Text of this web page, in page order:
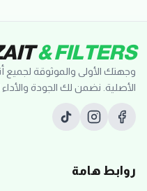
& FILTERS
وجهتك الأولى والموثوقة لجميع
الأصلية. نضمن لك الجودة والأداء
روابط هامة